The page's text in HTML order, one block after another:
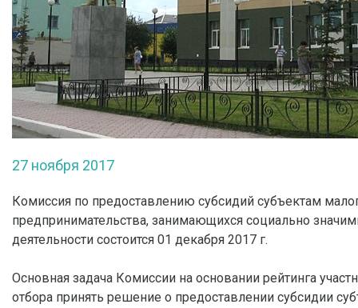
27 ноября 2017
Комиссия по предоставлению субсидий субъектам
предпринимательства, занимающихся социально
деятельности состоится 01 декабря 2017 г.
Основная задача Комиссии на основании рейтинга
отбора принять решение о предоставлении субсидии